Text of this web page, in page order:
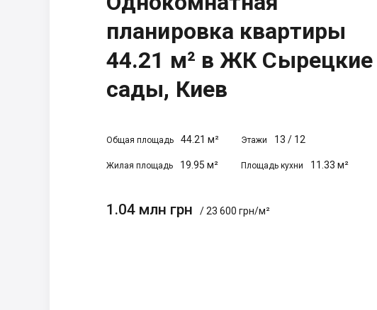
планировка квартиры
44.21 м² в ЖК Сырецкие
сады, Киев
Общая площадь 44.21 м² Этажи 13 / 12
Жилая площадь 19.95 м² Площадь кухни 11.33 м²
1.04 млн грн / 23 600 грн/м²